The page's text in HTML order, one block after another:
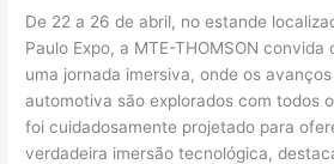
De 22 a 26 de abril, no estande
Paulo Expo, a MTE-THOMSON
uma jornada imersiva, onde os
automotiva são explorados com todos
foi cuidadosamente projetado para
verdadeira imersão tecnológica,